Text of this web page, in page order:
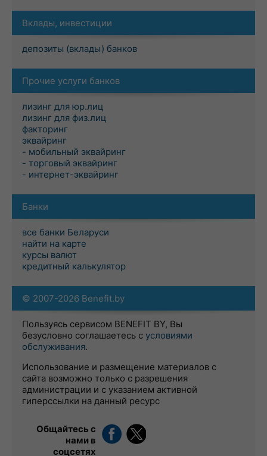
Вклады, инвестиции
депозиты (вклады) банков
Прочие услуги банков
лизинг для юр.лиц
лизинг для физ.лиц
факторинг
эквайринг
- мобильный эквайринг
- торговый эквайринг
- интернет-эквайринг
Банки
все банки Беларуси
найти на карте
курсы валют
кредитный калькулятор
© 2007-2026 Benefit.by
Пользуясь сервисом BENEFIT BY, Вы
безусловно соглашаетесь с условиями
обслуживания.
Использование и размещение материалов с
сайта возможно только с разрешения
администрации и с указанием активной
гиперссылки на данный ресурс
Общайтесь с
нами в
соцсетях